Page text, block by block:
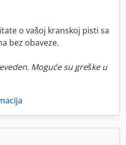
o vašoj kranskoj pisti sa
bez obaveze.
Moguće su greške u